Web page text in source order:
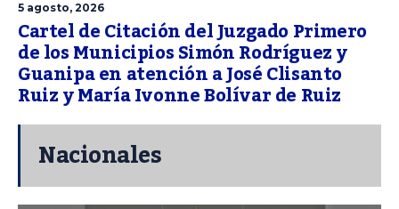
5 agosto, 2026
Cartel de Citación del Juzgado Primero
de los Municipios Simón Rodríguez y
Guanipa en atención a José Clisanto
Ruiz y María Ivonne Bolívar de Ruiz
Nacionales